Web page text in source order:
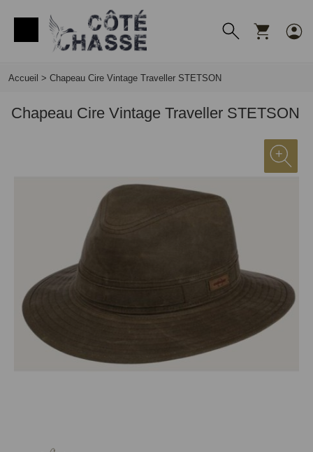
Accueil > Chapeau Cire Vintage Traveller STETSON
Chapeau Cire Vintage Traveller STETSON